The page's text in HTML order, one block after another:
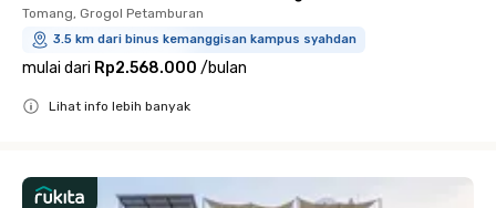
Tomang, Grogol Petamburan
3.5 km dari binus kemanggisan kampus syahdan
mulai dari Rp2.568.000 /bulan
Lihat info lebih banyak